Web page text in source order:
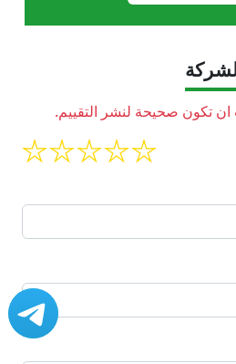
تكون صحيحة لنشر التقييم.